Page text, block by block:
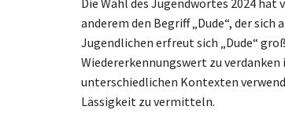
anderem den Begriff „Dude“, der
Jugendlichen erfreut sich „Dude“
Wiedererkennungswert zu
unterschiedlichen Kontexten
Lässigkeit zu vermitteln.